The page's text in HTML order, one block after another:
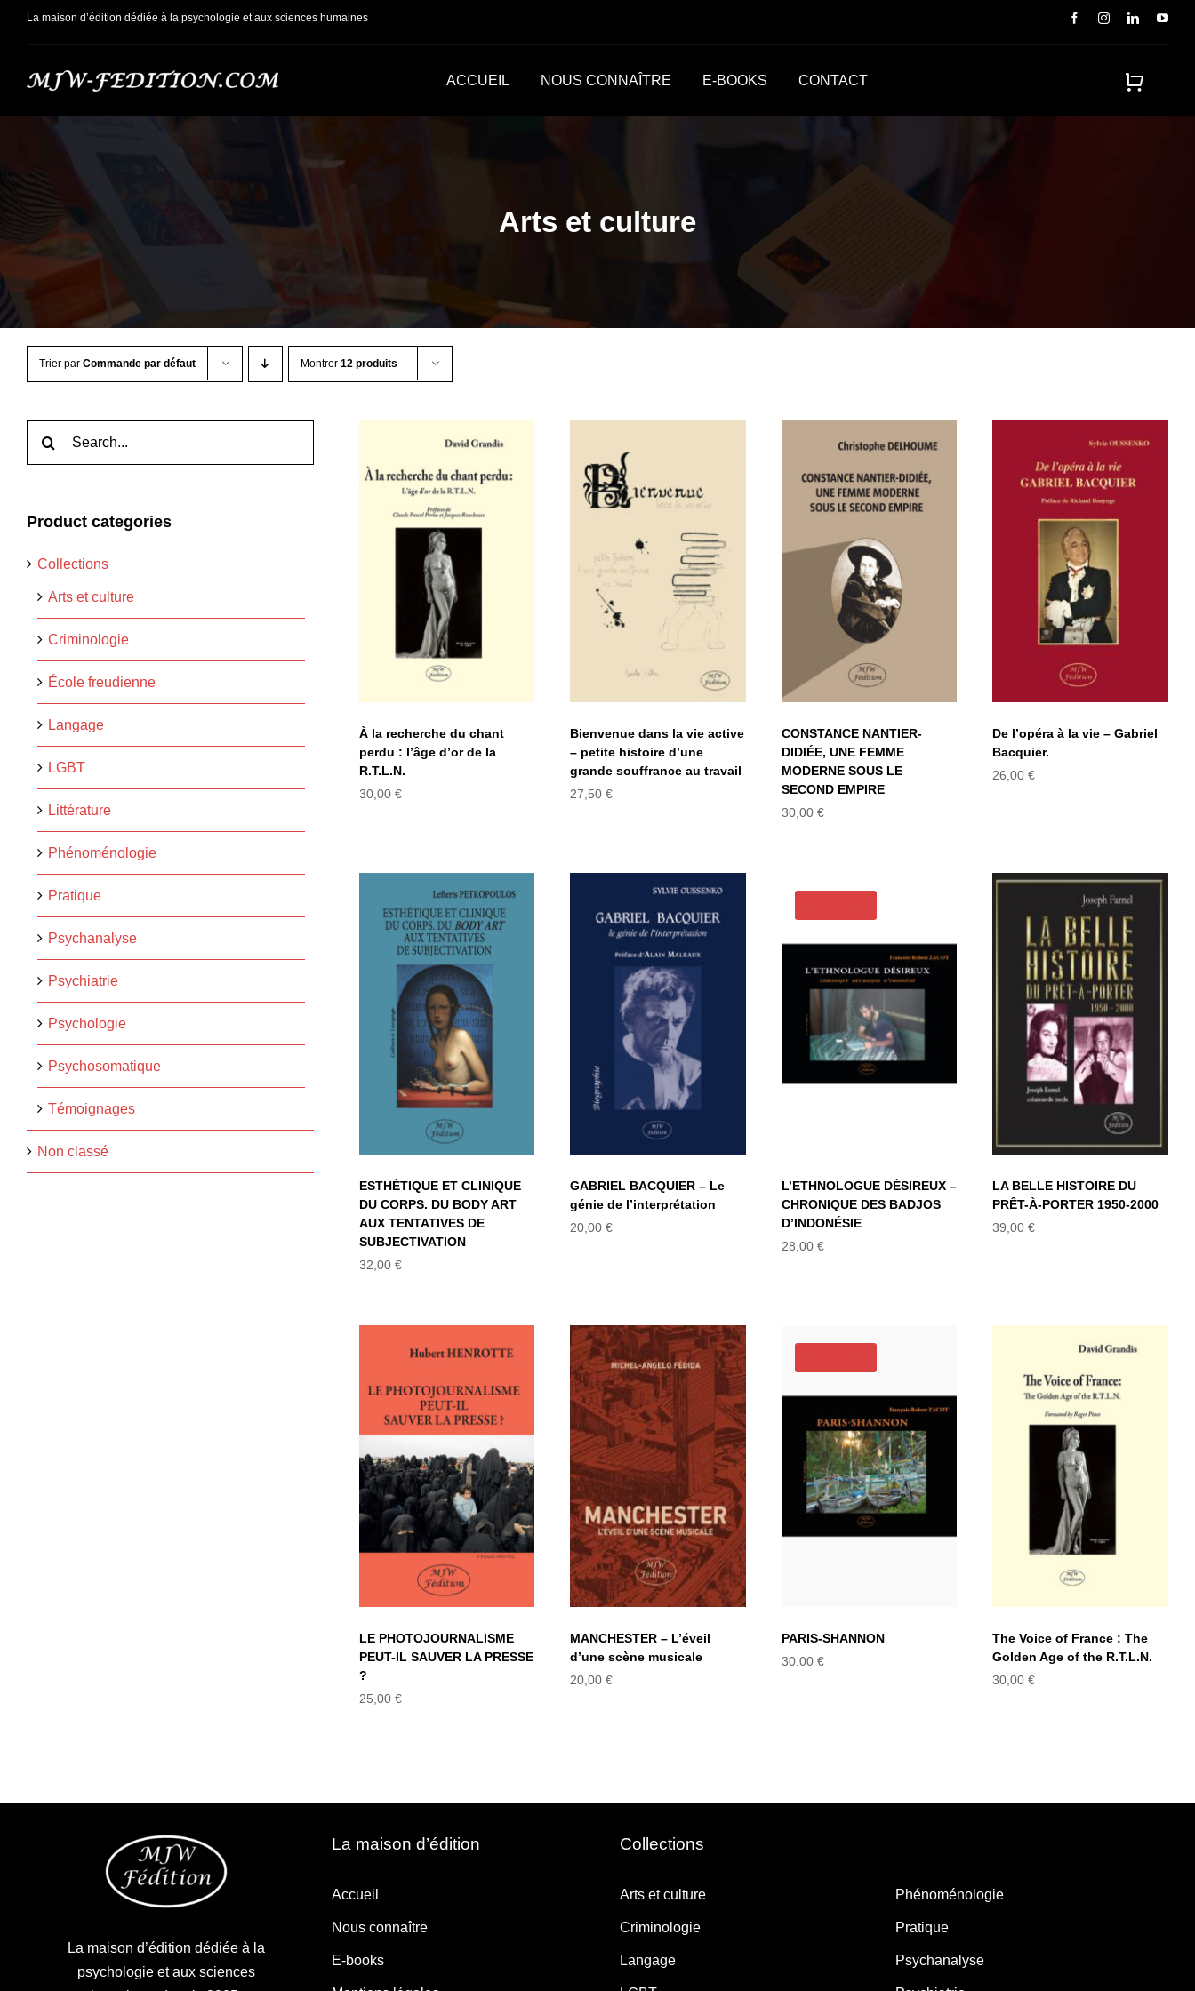
PasserLa maison d’édition dédiée à la psychologie et aux sciences humaines
ACCUEIL NOUS CONNAÎTRE E-BOOKS CONTACT
Arts et culture
Trier par Commande par défaut Montrer 12 produits
Product categories
Collections
Arts et culture
Criminologie
École freudienne
Langage
LGBT
Littérature
Phénoménologie
Pratique
Psychanalyse
Psychiatrie
Psychologie
Psychosomatique
Témoignages
Non classé
À la recherche du
chant perdu :
l’âge d’or de la
R.T.L.N.
À la recherche du chant
perdu : l’âge d’or de la
R.T.L.N.
30,00 €
la vie active –
petite histoire
d’une grande
souffrance au
travail
Bienvenue dans la vie active
– petite histoire d’une
grande souffrance au travail
27,50€
CONSTANCE
NANTIER-DIDIÉE,
UNE FEMME
MODERNE SOUS
LE SECOND
EMPIRE
CONSTANCE NANTIER-
DIDIÉE, UNE FEMME
MODERNE SOUS LE
SECOND EMPIRE
30,00 €
De l’opéra à la vie
– Gabriel
Bacquier.
De l’opéra à la vie – Gabriel
Bacquier.
26,00€
ESTHÉTIQUE ET
CLINIQUE DU
CORPS. DU BODY
ART AUX
TENTATIVES DE
SUBJECTIVATION
ESTHÉTIQUE ET CLINIQUE
DU CORPS. DU BODY ART
AUX TENTATIVES DE
SUBJECTIVATION
32,00 €
GABRIEL
BACQUIER – Le
génie de
l’interprétation
GABRIEL BACQUIER – Le
génie de l’interprétation
20,00€
L’ETHNOLOGUE
DÉSIREUX –
CHRONIQUE DES
BADJOS
D’INDONÉSIE
L’ETHNOLOGUE DÉSIREUX –
CHRONIQUE DES BADJOS
D’INDONÉSIE
28,00 €
LA BELLE
HISTOIRE DU
PRÊT-À-PORTER
1950-2000
LA BELLE HISTOIRE DU
PRÊT-À-PORTER 1950-2000
39,00€
LE
PHOTOJOURNALISME
PEUT-IL SAUVER
LA PRESSE ?
LE PHOTOJOURNALISME
PEUT-IL SAUVER LA PRESSE
?
25,00 €
MANCHESTER –
L’éveil d’une
scène musicale
MANCHESTER – L’éveil
d’une scène musicale
20,00€
PARIS-SHANNON
PARIS-SHANNON
30,00 €
The Voice of
France : The
Golden Age of the
R.T.L.N.
The Voice of France : The
Golden Age of the R.T.L.N.
30,00€
La maison d’édition dédiée à la
psychologie et aux sciences
La maison d’édition
Accueil
Nous connaître
E-books
Collections
Arts et culture
Criminologie
Langage
Phénoménologie
Pratique
Psychanalyse